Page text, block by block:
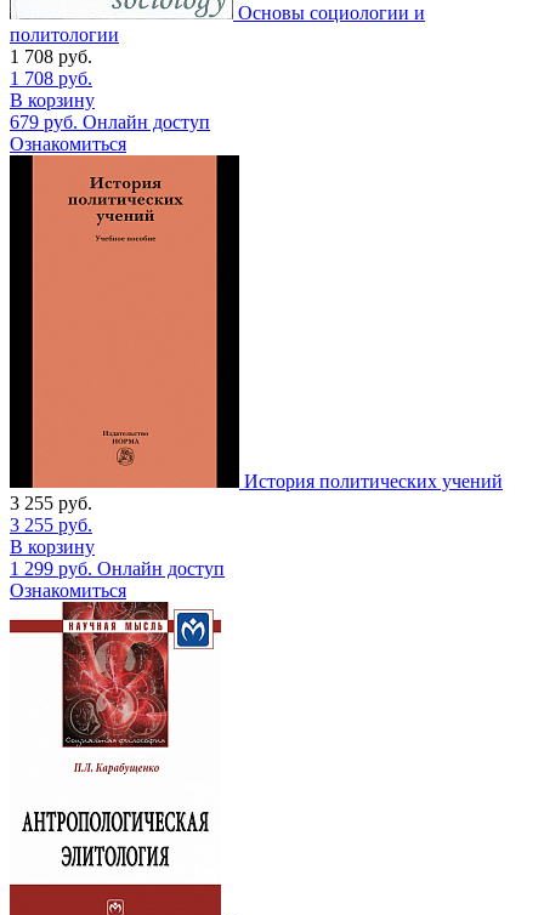
Основы социологии и
политологии
1 708 руб.
1 708 руб.
В корзину
679 руб. Онлайн доступ
Ознакомиться
История политических учений
3 255 руб.
3 255 руб.
В корзину
1 299 руб. Онлайн доступ
Ознакомиться